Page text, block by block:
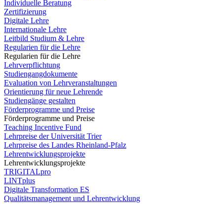
Individuelle Beratung
Zertifizierung
Digitale Lehre
Internationale Lehre
Leitbild Studium & Lehre
Regularien für die Lehre
Regularien für die Lehre
Lehrverpflichtung
Studiengangdokumente
Evaluation von Lehrveranstaltungen
Orientierung für neue Lehrende
Studiengänge gestalten
Förderprogramme und Preise
Förderprogramme und Preise
Teaching Incentive Fund
Lehrpreise der Universität Trier
Lehrpreise des Landes Rheinland-Pfalz
Lehrentwicklungsprojekte
Lehrentwicklungsprojekte
TRIGITALpro
LINTplus
Digitale Transformation ES
Qualitätsmanagement und Lehrentwicklung